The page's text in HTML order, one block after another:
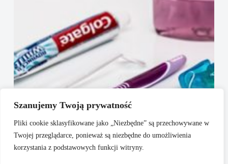
Szanujemy Twoją prywatność
Pliki cookie sklasyfikowane jako „Niezbędne” są przechowywane w
Twojej przeglądarce, ponieważ są niezbędne do umożliwienia
korzystania z podstawowych funkcji witryny.